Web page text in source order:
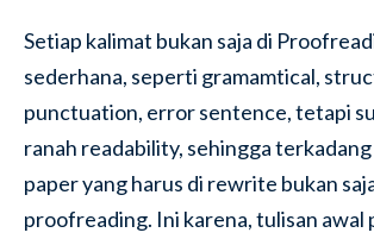
Setiap kalimat bukan saja di
sederhana, seperti gramamtical,
punctuation, error sentence, tetapi
ranah readability, sehingga
paper yang harus di rewrite bukan
proofreading. Ini karena, tulisan awal